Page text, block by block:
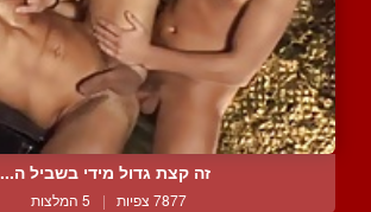
זה קצת גדול מידי בשביל ה...
7877 צפיות | 5 המלצות